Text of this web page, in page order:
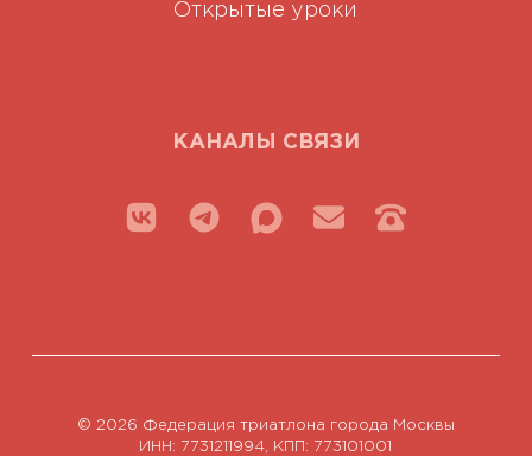
Открытые уроки
КАНАЛЫ СВЯЗИ
© 2026 Федерация триатлона города Москвы
ИНН: 7731211994, КПП: 773101001